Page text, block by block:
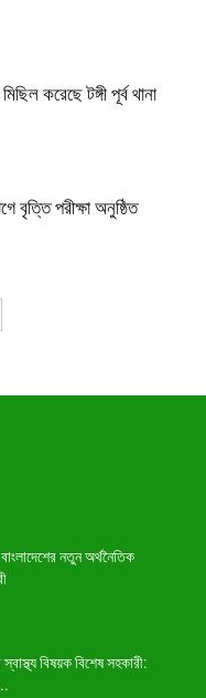
করেছে টঙ্গী পূর্ব থানা
বৃত্তি পরীক্ষা অনুষ্ঠিত
বাংলাদেশের নতুন অর্থনৈতিক
স্বাস্থ্য বিষয়ক বিশেষ সহকারী: